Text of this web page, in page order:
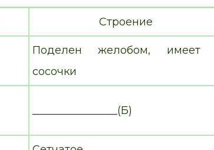
Строение
Поделен желобом, имеет
сосочки
________________(Б)